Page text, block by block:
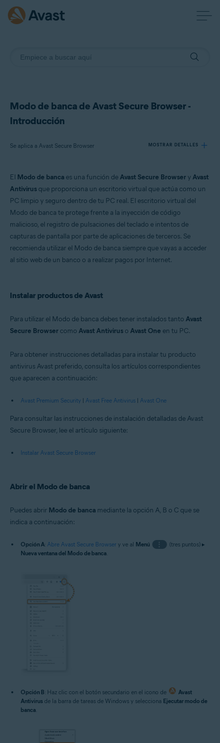
Modo de banca de Avast Secure Browser -
Introducción
Se aplica a Avast Secure Browser MOSTRAR DETALLES
Sistemas operativos:
El Modo de banca es una función deAvast Secure Browsery Avast
Antivirus que proporciona un escritorio virtual que actúa como un
PC limpio y seguro dentro de tu PC real. El escritorio virtual del
Modo de banca te protege frente a la inyección de código
malicioso, el registro de pulsaciones del teclado e intentos de
capturas de pantalla por parte de aplicaciones de terceros. Se
recomienda utilizar el Modo de banca siempre que vayas a acceder
al sitio web de un banco o a realizar pagos por Internet.
Instalar productos de Avast
Para utilizar el Modo de banca debes tener instalados tanto Avast
Secure Browser como Avast Antivirus o Avast One en tu PC.
Para obtener instrucciones detalladas para instalar tu producto
antivirus Avast preferido, consulta los artículos correspondientes
que aparecen a continuación:
Avast Premium Security | Avast Free Antivirus | Avast One
Para consultar las instrucciones de instalación detalladas de Avast
Secure Browser, lee el artículo siguiente:
Instalar Avast Secure Browser
Abrir el Modo de banca
Puedes abrir Modo de banca mediante la opción A, B o C que se
indica a continuación:
Opción A: Abre Avast Secure Browser y ve al Menú ⋮
(tres puntos) ▸
Nueva ventana del Modo de banca.
Opción B: Haz clic con el botón secundario en el icono de
Avast
Antivirus de la barra de tareas de Windows y selecciona Ejecutar modo de
banca.